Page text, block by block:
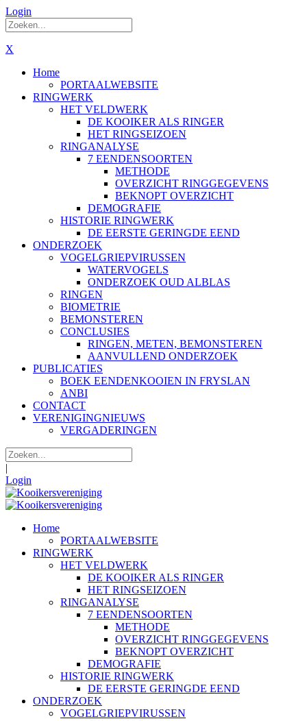
Login
X
Home
PORTAALWEBSITE
RINGWERK
HET VELDWERK
DE KOOIKER ALS RINGER
HET RINGSEIZOEN
RINGANALYSE
7 EENDENSOORTEN
METHODE
OVERZICHT RINGGEGEVENS
BEKNOPT OVERZICHT
DEMOGRAFIE
HISTORIE RINGWERK
DE EERSTE GERINGDE EEND
ONDERZOEK
VOGELGRIEPVIRUSSEN
WATERVOGELS
ONDERZOEK OUD ALBLAS
RINGEN
BIOMETRIE
BEMONSTEREN
CONCLUSIES
RINGEN, METEN, BEMONSTEREN
AANVULLEND ONDERZOEK
PUBLICATIES
BOEK EENDENKOOIEN IN FRYSLAN
ANBI
CONTACT
VERENIGINGNIEUWS
VERGADERINGEN
|
Login
Home
PORTAALWEBSITE
RINGWERK
HET VELDWERK
DE KOOIKER ALS RINGER
HET RINGSEIZOEN
RINGANALYSE
7 EENDENSOORTEN
METHODE
OVERZICHT RINGGEGEVENS
BEKNOPT OVERZICHT
DEMOGRAFIE
HISTORIE RINGWERK
DE EERSTE GERINGDE EEND
ONDERZOEK
VOGELGRIEPVIRUSSEN